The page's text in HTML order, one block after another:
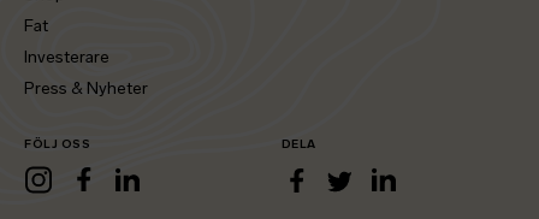
Fat
Investerare
Press & Nyheter
FÖLJ OSS
InstagramFacebookLinkedIn
DELA
FacebookTwitterLinkedIn